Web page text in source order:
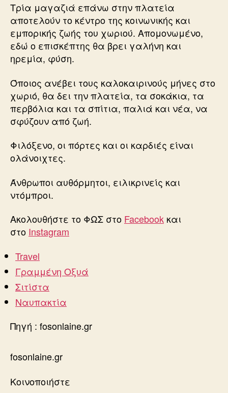
Τρία μαγαζιά επάνω στην πλατεία
αποτελούν το κέντρο της κοινωνικής και
εμπορικής ζωής του χωριού. Απομονωμένο,
εδώ ο επισκέπτης θα βρει γαλήνη και
ηρεμία, φύση.
Όποιος ανέβει τους καλοκαιρινούς μήνες στο
χωριό, θα δει την πλατεία, τα σοκάκια, τα
περβόλια και τα σπίτια, παλιά και νέα, να
σφύζουν από ζωή.
Φιλόξενο, οι πόρτες και οι καρδιές είναι
ολάνοιχτες.
Άνθρωποι αυθόρμητοι, ειλικρινείς και
ντόμπροι.
Ακολουθήστε το ΦΩΣ στο Facebook και
στο Instagram
Travel
Γραμμένη Οξυά
Σιτίστα
Ναυπακτία
Πηγή : fosonlaine.gr
fosonlaine.gr
Κοινοποιήστε